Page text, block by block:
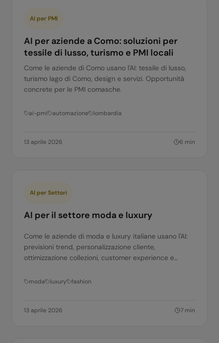
AI per PMI
AI per aziende a Como: soluzioni per
tessile di lusso, turismo e PMI locali
Come le aziende di Como usano l'AI: tessile di lusso,
turismo lago di Como, design e servizi. Opportunità
concrete per le PMI comasche.
ai-pmi automazione lombardia
13 aprile 2026 6 min
AI per Settori
AI per il settore moda e luxury
Come le aziende di moda e luxury italiane usano l'AI:
previsioni trend, personalizzazione cliente,
ottimizzazione collezioni, customer experience e
moda luxury fashion
13 aprile 2026 7 min